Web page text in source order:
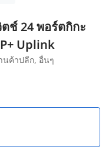
ตช์ 24 พอร์ตกิกะ
Uplink
นค้าปลีก, อื่นๆ